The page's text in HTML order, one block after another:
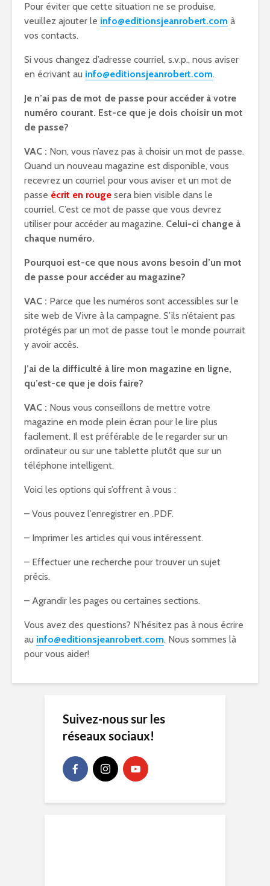
Pour éviter que cette situation ne se produise,
veuillez ajouter le info@editionsjeanrobert.com à
vos contacts.
Si vous changez d’adresse courriel, s.v.p., nous aviser
en écrivant au info@editionsjeanrobert.com.
Je n’ai pas de mot de passe pour accéder à votre
numéro courant. Est-ce que je dois choisir un mot
de passe?
VAC : Non, vous n’avez pas à choisir un mot de passe.
Quand un nouveau magazine est disponible, vous
recevrez un courriel pour vous aviser et un mot de
passe écrit en rouge sera bien visible dans le
courriel. C’est ce mot de passe que vous devrez
utiliser pour accéder au magazine. Celui-ci change à
chaque numéro.
Pourquoi est-ce que nous avons besoin d’un mot
de passe pour accéder au magazine?
VAC : Parce que les numéros sont accessibles sur le
site web de Vivre à la campagne. S’ils n’étaient pas
protégés par un mot de passe tout le monde pourrait
y avoir accès.
J’ai de la difficulté à lire mon magazine en ligne,
qu’est-ce que je dois faire?
VAC : Nous vous conseillons de mettre votre
magazine en mode plein écran pour le lire plus
facilement. Il est préférable de le regarder sur un
ordinateur ou sur une tablette plutôt que sur un
téléphone intelligent.
Voici les options qui s’offrent à vous :
– Vous pouvez l’enregistrer en .PDF.
– Imprimer les articles qui vous intéressent.
– Effectuer une recherche pour trouver un sujet
précis.
– Agrandir les pages ou certaines sections.
Vous avez des questions? N’hésitez pas à nous écrire
au info@editionsjeanrobert.com. Nous sommes là
pour vous aider!
Suivez-nous sur les
réseaux sociaux!